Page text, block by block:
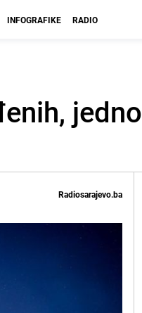
INFOGRAFIKE RADIO
jedno
Radiosarajevo.ba